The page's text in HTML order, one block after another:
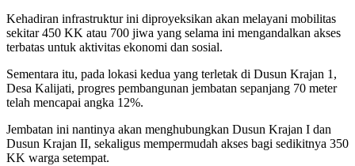
Kehadiran infrastruktur ini diproyeksikan akan melayani mobilitas
sekitar 450 KK atau 700 jiwa yang selama ini mengandalkan akses
terbatas untuk aktivitas ekonomi dan sosial.
Sementara itu, pada lokasi kedua yang terletak di Dusun Krajan 1,
Desa Kalijati, progres pembangunan jembatan sepanjang 70 meter
telah mencapai angka 12%.
Jembatan ini nantinya akan menghubungkan Dusun Krajan I dan
Dusun Krajan II, sekaligus mempermudah akses bagi sedikitnya 350
KK warga setempat.